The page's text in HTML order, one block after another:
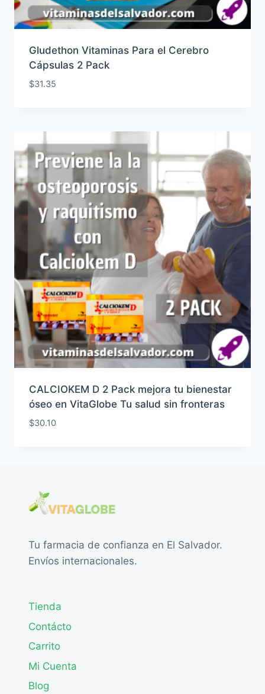
Gludethon Vitaminas Para el Cerebro
Cápsulas 2 Pack
$31.35
CALCIOKEM D 2 Pack mejora tu bienestar
óseo en VitaGlobe Tu salud sin fronteras
$30.10
Tu farmacia de confianza en El Salvador.
Envíos internacionales.
Tienda
Contácto
Carrito
Mi Cuenta
Blog